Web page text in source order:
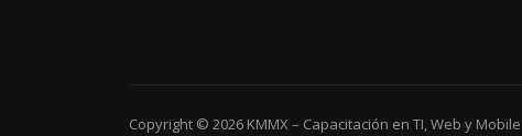
Copyright © 2026 KMMX – Capacitación en TI, Web y Mobile